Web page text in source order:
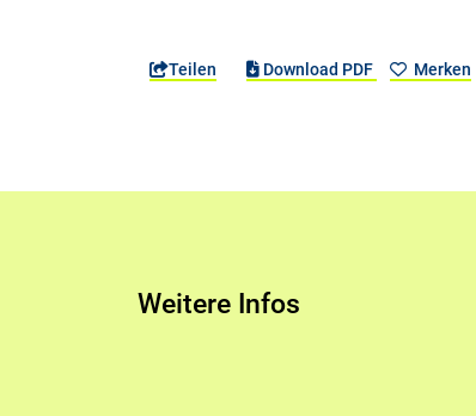
Teilen Download PDF Merken
Weitere Infos